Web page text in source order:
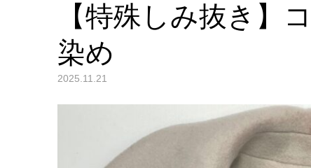
【特殊しみ抜き】
染め
2025.11.21